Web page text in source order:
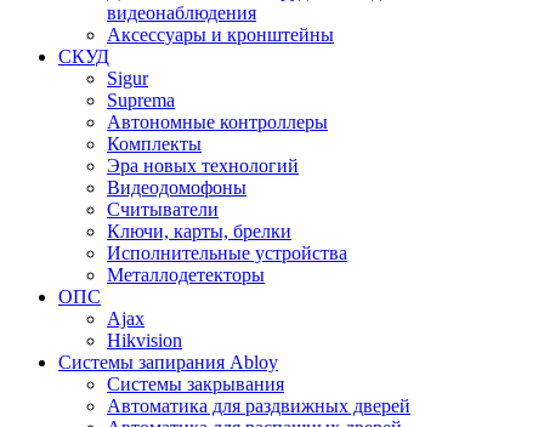
видеонаблюдения
Аксессуары и кронштейны
СКУД
Sigur
Suprema
Автономные контроллеры
Комплекты
Эра новых технологий
Видеодомофоны
Считыватели
Ключи, карты, брелки
Исполнительные устройства
Металлодетекторы
ОПС
Ajax
Hikvision
Системы запирания Abloy
Cистемы закрывания
Автоматика для раздвижных дверей